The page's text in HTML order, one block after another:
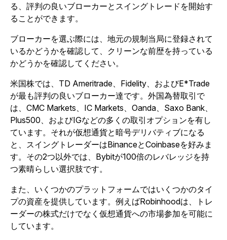
る、評判の良いブローカーとスイングトレードを開始す
ることができます。
ブローカーを選ぶ際には、地元の規制当局に登録されて
いるかどうかを確認して、クリーンな前歴を持っている
かどうかを確認してください。
米国株では、TD Ameritrade、Fidelity、およびE*Trade
が最も評判の良いブローカー達です。外国為替取引で
は、CMC Markets、IC Markets、Oanda、Saxo Bank、
Plus500、およびIGなどの多くの取引オプションを有し
ています。それが仮想通貨と暗号デリバティブになる
と、スイングトレーダーはBinanceとCoinbaseを好みま
す。その2つ以外では、Bybitが100倍のレバレッジを持
つ素晴らしい選択肢です。
また、いくつかのプラットフォームではいくつかのタイ
プの資産を提供しています。例えばRobinhoodは、トレ
ーダーの株式だけでなく仮想通貨への市場参加を可能に
しています。